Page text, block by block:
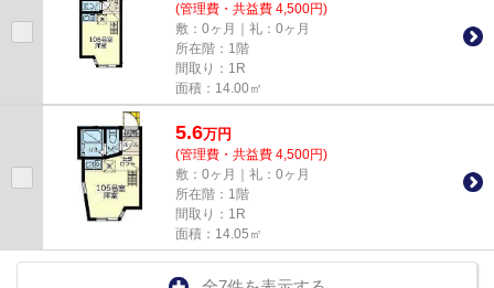
(管理費・共益費 4,500円)
敷：0ヶ月｜礼：0ヶ月
所在階：1階
間取り：1R
面積：14.00㎡
5.6万円
(管理費・共益費 4,500円)
敷：0ヶ月｜礼：0ヶ月
所在階：1階
間取り：1R
面積：14.05㎡